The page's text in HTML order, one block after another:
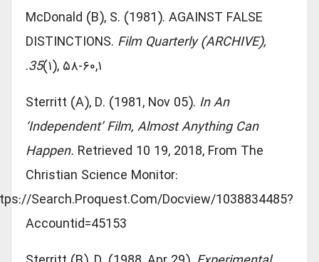
McDonald (B), S. (1981). AGAINST FALSE
DISTINCTIONS.Film Quarterly (ARCHIVE),
35(۱), ۵۸-۶۰,۱.
Sterritt (A), D. (1981, Nov 05).In An
‘independent’ Film, Almost Anything Can
Happen.Retrieved 10 19, 2018, From The
Christian Science Monitor:
search.proquest.com/docview/1038834485?
Accountid=45153